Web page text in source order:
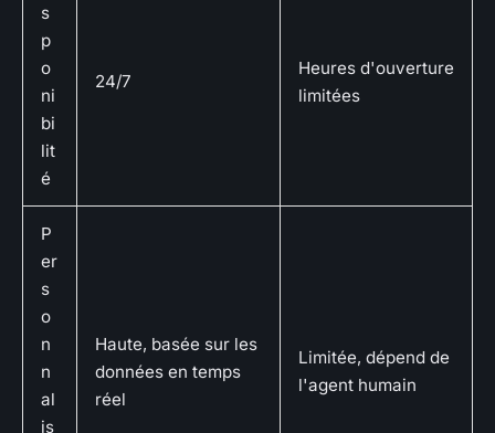
s
p
o
ni
bi
lit
é
24/7
Heures d'ouverture
limitées
P
er
s
o
n
n
al
is
Haute, basée sur les
données en temps
réel
Limitée, dépend de
l'agent humain